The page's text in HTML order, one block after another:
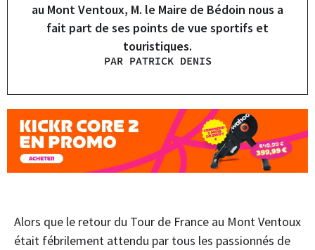
au Mont Ventoux, M. le Maire de Bédoin nous a
fait part de ses points de vue sportifs et
touristiques.
PAR PATRICK DENIS
Alors que le retour du Tour de France au Mont Ventoux
était fébrilement attendu par tous les passionnés de